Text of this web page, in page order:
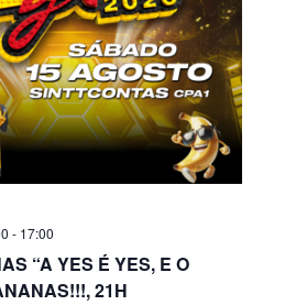
- 17:00
“A YES É YES, E O
21H